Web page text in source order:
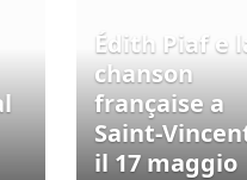
Édith Piaf e
chanson
française a
Saint-
il 17 maggio